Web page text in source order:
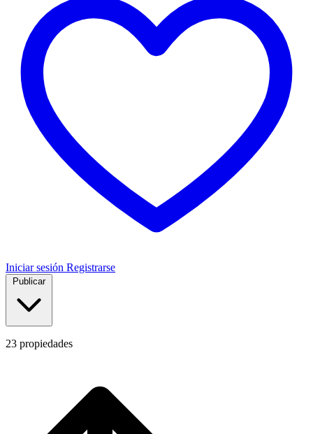
Iniciar sesión Registrarse
Publicar
23 propiedades